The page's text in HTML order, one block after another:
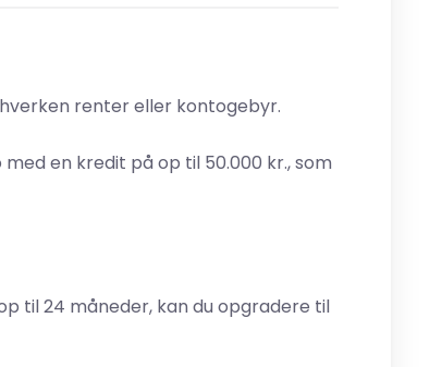
renter eller kontogebyr.
en kredit på op til 50.000 kr., som
til 24 måneder, kan du opgradere til